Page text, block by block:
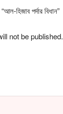
পর্দার বিধান”
not be published.